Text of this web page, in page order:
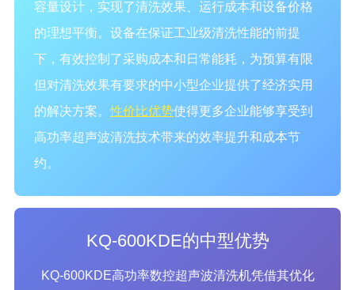
容量设计，实现了清洗效果、运行成本和设备价格
的理想平衡。设备在保证工业级清洗性能的前提
下，有效控制了采购成本和日常能耗，为预算有限
但对清洗效果有要求的中小型企业提供了经济实用
的解决方案。性价比优势使得更多企业能够享受到
高功率超声波清洗技术带来的效率提升和成本节
约。
KQ-600KDE的中型优势
KQ-600KDE高功率数控超声波清洗机凭借其优化